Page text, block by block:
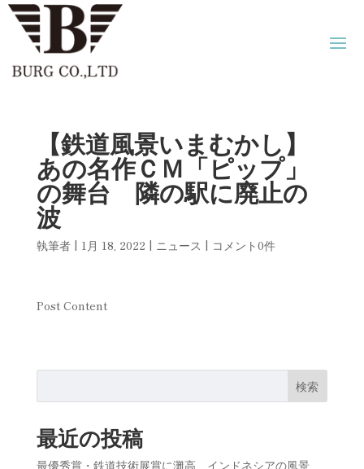
【鉄道風景いまむかし】
あの名作ＣＭ「ピップ」
の舞台 隣の駅に廃止の
波
執筆者 | 1月 18, 2022 | ニュース | コメント0件
Post Content
検索
最近の投稿
最優秀賞・鉄道技術展賞に灘高 インドネシアの風景、